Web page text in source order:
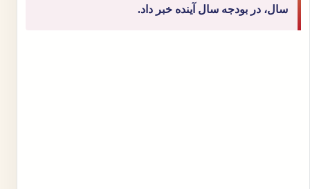
سال، در بودجه سال آینده خبر داد.